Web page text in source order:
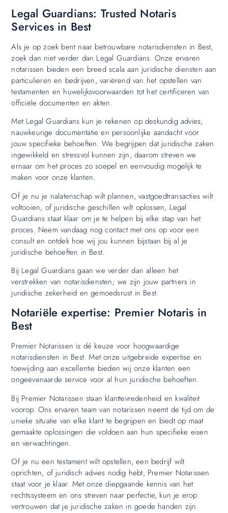
Legal Guardians: Trusted Notaris
Services in Best
Als je op zoek bent naar betrouwbare notarisdiensten in Best,
zoek dan niet verder dan Legal Guardians. Onze ervaren
notarissen bieden een breed scala aan juridische diensten aan
particulieren en bedrijven, variërend van het opstellen van
testamenten en huwelijksvoorwaarden tot het certificeren van
officiële documenten en akten.
Met Legal Guardians kun je rekenen op deskundig advies,
nauwkeurige documentatie en persoonlijke aandacht voor
jouw specifieke behoeften. We begrijpen dat juridische zaken
ingewikkeld en stressvol kunnen zijn, daarom streven we
ernaar om het proces zo soepel en eenvoudig mogelijk te
maken voor onze klanten.
Of je nu je nalatenschap wilt plannen, vastgoedtransacties wilt
voltooien, of juridische geschillen wilt oplossen, Legal
Guardians staat klaar om je te helpen bij elke stap van het
proces. Neem vandaag nog contact met ons op voor een
consult en ontdek hoe wij jou kunnen bijstaan bij al je
juridische behoeften in Best.
Bij Legal Guardians gaan we verder dan alleen het
verstrekken van notarisdiensten; we zijn jouw partners in
juridische zekerheid en gemoedsrust in Best.
Notariële expertise: Premier Notaris in
Best
Premier Notarissen is dé keuze voor hoogwaardige
notarisdiensten in Best. Met onze uitgebreide expertise en
toewijding aan excellentie bieden wij onze klanten een
ongeëvenaarde service voor al hun juridische behoeften.
Bij Premier Notarissen staan klanttevredenheid en kwaliteit
voorop. Ons ervaren team van notarissen neemt de tijd om de
unieke situatie van elke klant te begrijpen en biedt op maat
gemaakte oplossingen die voldoen aan hun specifieke eisen
en verwachtingen.
Of je nu een testament wilt opstellen, een bedrijf wilt
oprichten, of juridisch advies nodig hebt, Premier Notarissen
staat voor je klaar. Met onze diepgaande kennis van het
rechtssysteem en ons streven naar perfectie, kun je erop
vertrouwen dat je juridische zaken in goede handen zijn.